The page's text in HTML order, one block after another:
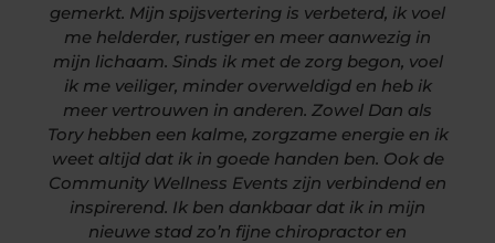
gemerkt. Mijn spijsvertering is verbeterd, ik voel
me helderder, rustiger en meer aanwezig in
mijn lichaam. Sinds ik met de zorg begon, voel
ik me veiliger, minder overweldigd en heb ik
meer vertrouwen in anderen. Zowel Dan als
Tory hebben een kalme, zorgzame energie en ik
weet altijd dat ik in goede handen ben. Ook de
Community Wellness Events zijn verbindend en
inspirerend. Ik ben dankbaar dat ik in mijn
nieuwe stad zo’n fijne chiropractor en